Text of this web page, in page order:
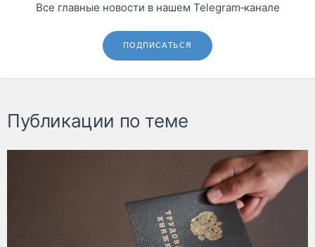
Все главные новости в нашем Telegram‑канале
ПОДПИСАТЬСЯ
Публикации по теме